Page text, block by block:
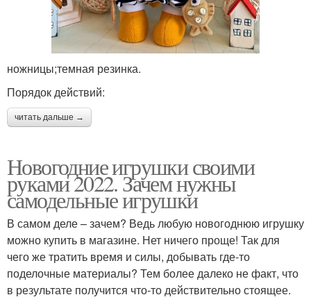
ножницы;темная резинка.
Порядок действий:
читать дальше →
Новогодние игрушки своими
руками 2022. Зачем нужны
самодельные игрушки
В самом деле – зачем? Ведь любую новогоднюю игрушку
можно купить в магазине. Нет ничего проще! Так для
чего же тратить время и силы, добывать где-то
поделочные материалы? Тем более далеко не факт, что
в результате получится что-то действительно стоящее.